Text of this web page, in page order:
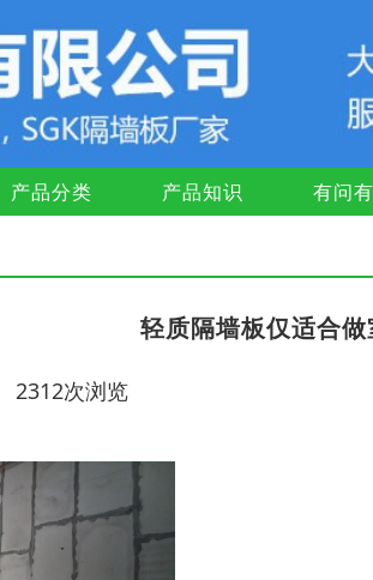
产品分类 产品知识 有问
轻质隔墙板仅适合
2312次浏览